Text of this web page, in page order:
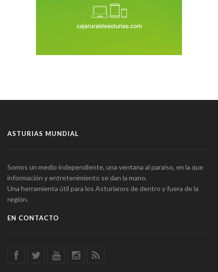
ASTURIAS MUNDIAL
Somos un medio independiente, una ventana al paraíso, en la que
información y entretenimiento se dan la mano.
Una herramienta útil para los Asturianos de dentro y fuera de la
región.
EN CONTACTO